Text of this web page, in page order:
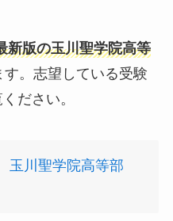
新版の玉川聖学院高等
す。志望している受験
ださい。
玉川聖学院高等部